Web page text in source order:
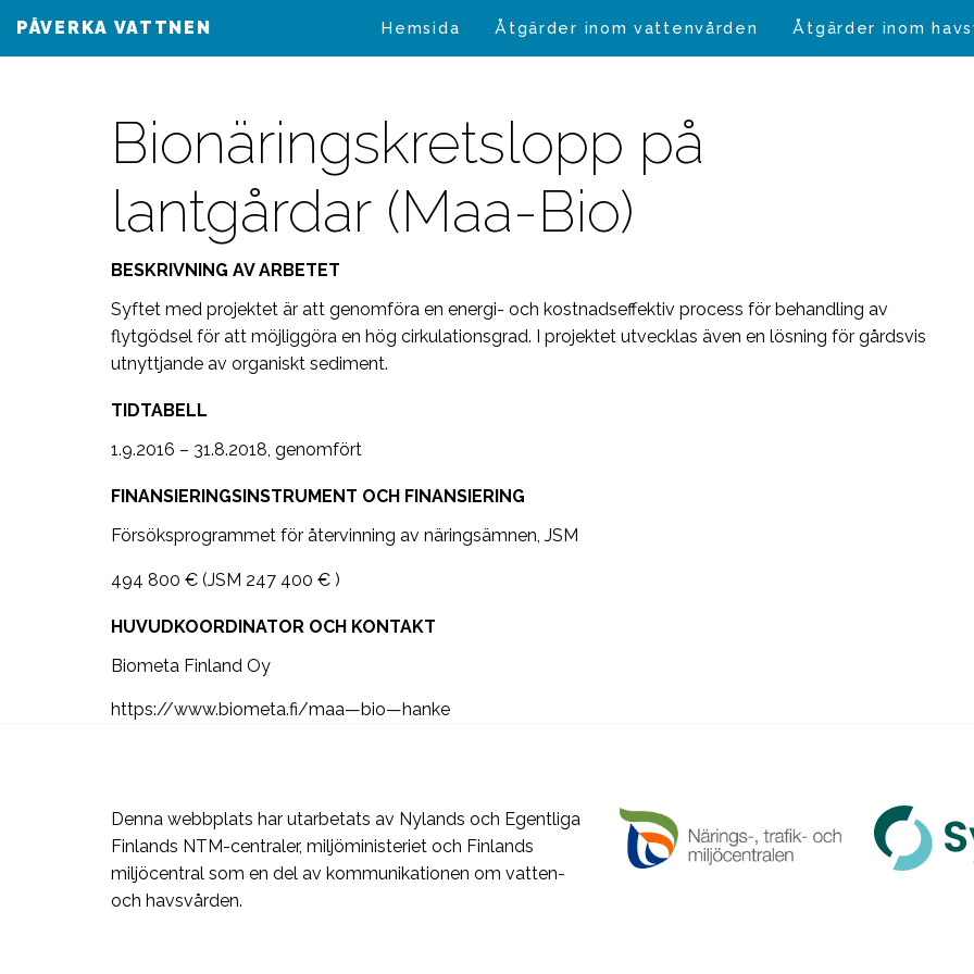
PÅVERKA VATTNEN Hemsida Åtgärder inom vattenvården Åtgärder inom
Bionäringskretslopp på
lantgårdar (Maa-Bio)
BESKRIVNING AV ARBETET
Syftet med projektet är att genomföra en energi- och kostnadseffektiv process för behandling av
flytgödsel för att möjliggöra en hög cirkulationsgrad. I projektet utvecklas även en lösning för gårdsvis
utnyttjande av organiskt sediment.
TIDTABELL
1.9.2016 – 31.8.2018, genomfört
FINANSIERINGSINSTRUMENT OCH FINANSIERING
Försöksprogrammet för återvinning av näringsämnen, JSM
494 800 € (JSM 247 400 € )
HUVUDKOORDINATOR OCH KONTAKT
Biometa Finland Oy
https://www.biometa.fi/maa—bio—hanke
Denna webbplats har utarbetats av Nylands och Egentliga
Finlands NTM-centraler, miljöministeriet och Finlands
miljöcentral som en del av kommunikationen om vatten-
och havsvården.